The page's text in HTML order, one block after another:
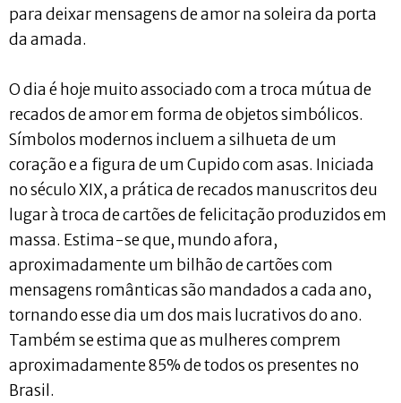
para deixar mensagens de amor na soleira da porta
da amada.
O dia é hoje muito associado com a troca mútua de
recados de amor em forma de objetos simbólicos.
Símbolos modernos incluem a silhueta de um
coração e a figura de um Cupido com asas. Iniciada
no século XIX, a prática de recados manuscritos deu
lugar à troca de cartões de felicitação produzidos em
massa. Estima-se que, mundo afora,
aproximadamente um bilhão de cartões com
mensagens românticas são mandados a cada ano,
tornando esse dia um dos mais lucrativos do ano.
Também se estima que as mulheres comprem
aproximadamente 85% de todos os presentes no
Brasil.